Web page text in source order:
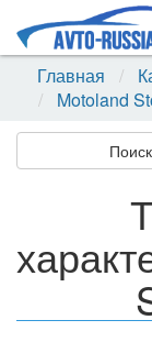
Главная
Motoland
Поиск